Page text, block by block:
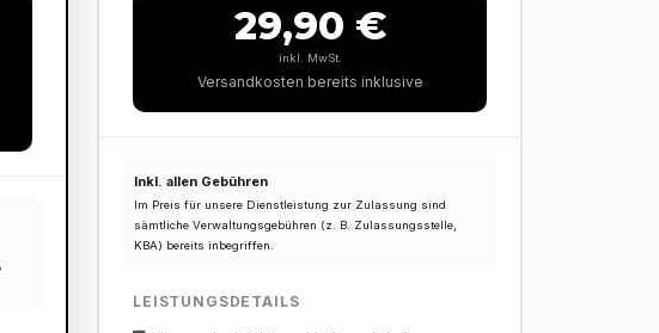
29,90 €
inkl. MwSt.
Versandkosten bereits inklusive
Inkl. allen Gebühren
Im Preis für unsere Dienstleistung zur Zulassung sind
sämtliche Verwaltungsgebühren (z. B. Zulassungsstelle,
KBA) bereits inbegriffen.
LEISTUNGSDETAILS